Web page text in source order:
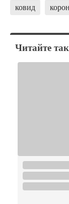
ковид
Читайте